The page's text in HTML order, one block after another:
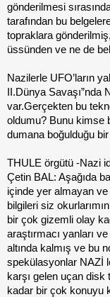
gönderilmesi
tarafından bu
topraklara
üssünden ve ne de
Nazilerle UFO’ların
II.Dünya Savaşı”nda
var.Gerçekten bu
oldumu? Bunu kimse
dumana boğulduğu
THULE örgütü -Nazi
Çetin BAL: Aşağıda
içinde yer almayan
bilgileri siz
bir çok gizemli olay
araştırmacı yanları
altında kalmış ve bu
spekülasyonlar NAZİ
karşı gelen uçan disk
kadar bir çok konuyu